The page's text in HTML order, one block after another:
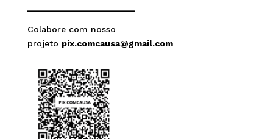
Colabore com nosso
projeto pix.comcausa@gmail.com